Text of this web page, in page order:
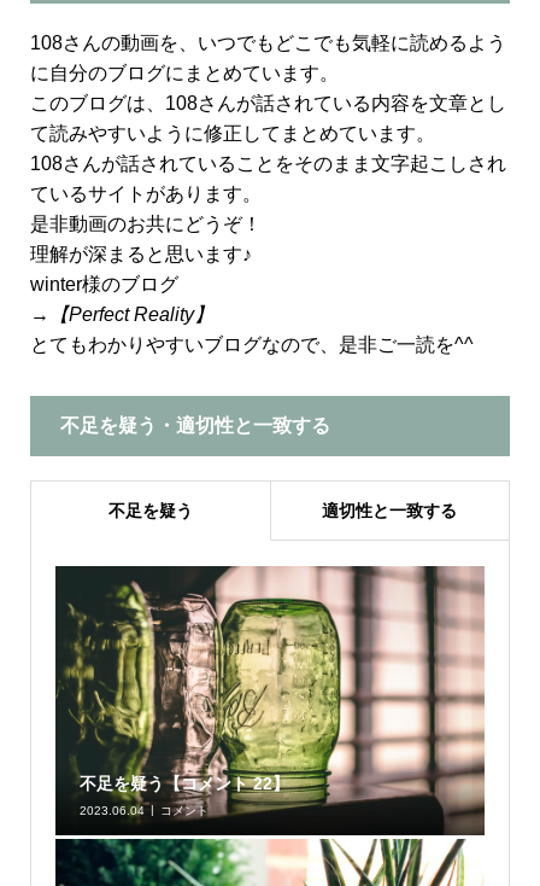
108さんの動画を、いつでもどこでも気軽に読めるよう
に自分のブログにまとめています。
このブログは、108さんが話されている内容を文章とし
て読みやすいように修正してまとめています。
108さんが話されていることをそのまま文字起こしされ
ているサイトがあります。
是非動画のお共にどうぞ！
理解が深まると思います♪
winter様のブログ
→
【Perfect Reality】
とてもわかりやすいブログなので、是非ご一読を^^
不足を疑う・適切性と一致する
不足を疑う 適切性と一致する
不足を疑う【コメント 22】
2023.06.04 コメント